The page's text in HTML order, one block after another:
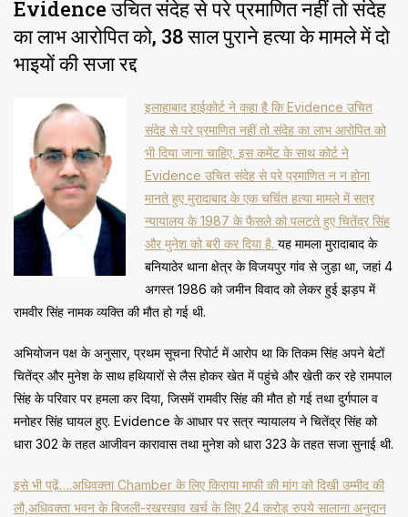
Evidence उचित संदेह से परे प्रमाणित नहीं तो संदेह
का लाभ आरोपित को, 38 साल पुराने हत्या के मामले में दो
भाइयों की सजा रद्द
इलाहाबाद हाईकोर्ट ने कहा है कि Evidence उचित
संदेह से परे प्रमाणित नहीं तो संदेह का लाभ आरोपित को
भी दिया जाना चाहिए. इस कमेंट के साथ कोर्ट ने
Evidence उचित संदेह से परे प्रमाणित न न होना
मानते हुए मुरादाबाद के एक चर्चित हत्या मामले में सत्र
न्यायालय के 1987 के फैसले को पलटते हुए चितेंद्र सिंह
और मुनेश को बरी कर दिया है. यह मामला मुरादाबाद के
बनियाठेर थाना क्षेत्र के विजयपुर गांव से जुड़ा था, जहां 4
अगस्त 1986 को जमीन विवाद को लेकर हुई झड़प में
रामवीर सिंह नामक व्यक्ति की मौत हो गई थी.
अभियोजन पक्ष के अनुसार, प्रथम सूचना रिपोर्ट में आरोप था कि तिकम सिंह अपने बेटों
चितेंद्र और मुनेश के साथ हथियारों से लैस होकर खेत में पहुंचे और खेती कर रहे रामपाल
सिंह के परिवार पर हमला कर दिया, जिसमें रामवीर सिंह की मौत हो गई तथा दुर्गपाल व
मनोहर सिंह घायल हुए. Evidence के आधार पर सत्र न्यायालय ने चितेंद्र सिंह को
धारा 302 के तहत आजीवन कारावास तथा मुनेश को धारा 323 के तहत सजा सुनाई थी.
इसे भी पढ़ें….अधिवक्ता Chamber के लिए किराया माफी की मांग को दिखी उम्मीद की
लौ,अधिवक्ता भवन के बिजली-रखरखाव खर्च के लिए 24 करोड़ रुपये सालाना अनुदान